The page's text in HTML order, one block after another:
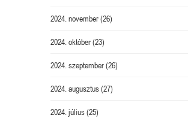
2024. november(26)
2024. október(23)
2024. szeptember(26)
2024. augusztus(27)
2024. július(25)